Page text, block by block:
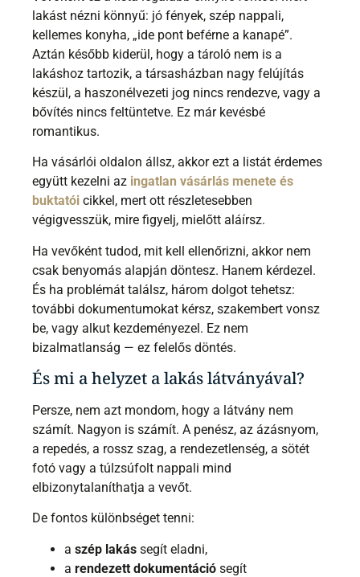
lakást nézni könnyű: jó fények, szép nappali,
kellemes konyha, „ide pont beférne a kanapé”.
Aztán később kiderül, hogy a tároló nem is a
lakáshoz tartozik, a társasházban nagy felújítás
készül, a haszonélvezeti jog nincs rendezve, vagy a
bővítés nincs feltüntetve. Ez már kevésbé
romantikus.
Ha vásárlói oldalon állsz, akkor ezt a listát érdemes
együtt kezelni az ingatlan vásárlás menete és
buktatói cikkel, mert ott részletesebben
végigvesszük, mire figyelj, mielőtt aláírsz.
Ha vevőként tudod, mit kell ellenőrizni, akkor nem
csak benyomás alapján döntesz. Hanem kérdezel.
És ha problémát találsz, három dolgot tehetsz:
további dokumentumokat kérsz, szakembert vonsz
be, vagy alkut kezdeményezel. Ez nem
bizalmatlanság — ez felelős döntés.
És mi a helyzet a lakás látványával?
Persze, nem azt mondom, hogy a látvány nem
számít. Nagyon is számít. A penész, az ázásnyom,
a repedés, a rossz szag, a rendezetlenség, a sötét
fotó vagy a túlzsúfolt nappali mind
elbizonytalaníthatja a vevőt.
De fontos különbséget tenni:
a szép lakás segít eladni,
a rendezett dokumentáció segít